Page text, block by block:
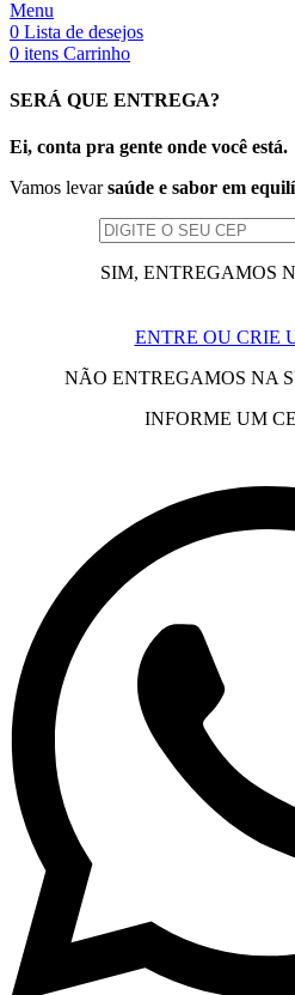
Menu
0 Lista de desejos
0 itens Carrinho
SERÁ QUE ENTREGA?
Ei, conta pra gente onde você está.
Vamos levarsaúde e sabor em
SIM, ENTREGAMOS
ENTRE OU CRIE
NÃO ENTREGAMOS NA
INFORME UM